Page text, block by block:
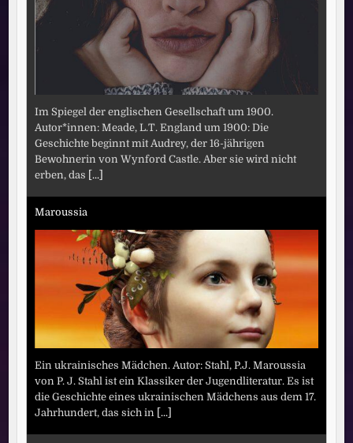
Im Spiegel der englischen Gesellschaft um 1900.
Autor*innen: Meade, L.T. England um 1900: Die
Geschichte beginnt mit Audrey, der 16-jährigen
Bewohnerin von Wynford Castle. Aber sie wird nicht
erben, das [...]
Maroussia
Ein ukrainisches Mädchen. Autor: Stahl, P.J. Maroussia
von P. J. Stahl ist ein Klassiker der Jugendliteratur. Es ist
die Geschichte eines ukrainischen Mädchens aus dem 17.
Jahrhundert, das sich in [...]